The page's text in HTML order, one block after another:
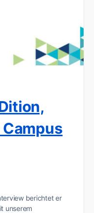
berichtet er
unserem